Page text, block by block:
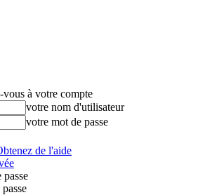
à votre compte
votre nom d'utilisateur
votre mot de passe
de l'aide